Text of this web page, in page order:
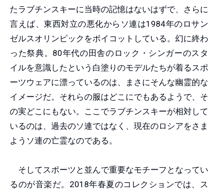
たラブチンスキーに当時の記憶はないはずで、さらに
言えば、東西対立の悪化からソ連は1984年のロサン
ゼルスオリンピックをボイコットしている。幻に終わ
った祭典。80年代の田舎のロック・シンガーのスタ
イルを意識したという白塗りのモデルたちが着るスポ
ーツウェアに漂っているのは、まさにそんな幽霊的な
イメージだ。それらの服はどこにでもあるようで、そ
の実どこにもない。ここでラブチンスキーが相対して
いるのは、過去のソ連ではなく、現在のロシアをさま
ようソ連の亡霊なのである。
そしてスポーツと並んで重要なモチーフとなってい
るのが音楽だ。2018年春夏のコレクションでは、ス